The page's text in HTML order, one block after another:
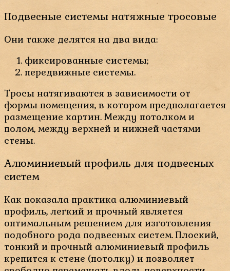
Подвесные системы натяжные тросовые
Они также делятся на два вида:
фиксированные системы;
передвижные системы.
Тросы натягиваются в зависимости от
формы помещения, в котором предполагается
размещение картин. Между потолком и
полом, между верхней и нижней частями
стены.
Алюминиевый профиль для подвесных
систем
Как показала практика алюминиевый
профиль, легкий и прочный является
оптимальным решением для изготовления
подобного рода подвесных систем. Плоский,
тонкий и прочный алюминиевый профиль
крепится к стене (потолку) и позволяет